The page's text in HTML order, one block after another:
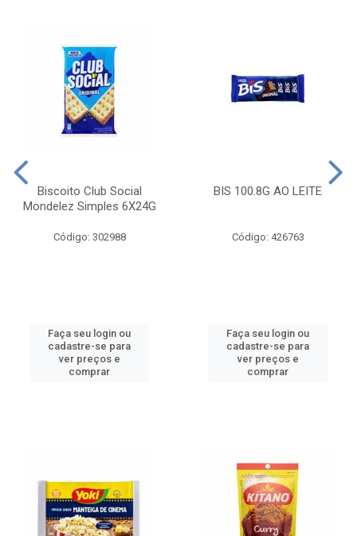
Biscoito Club Social
Mondelez Simples 6X24G
Código: 302988
Faça seu login ou
cadastre-se para
ver preços e
comprar
BIS 100.8G AO LEITE
Código: 426763
Faça seu login ou
cadastre-se para
ver preços e
comprar